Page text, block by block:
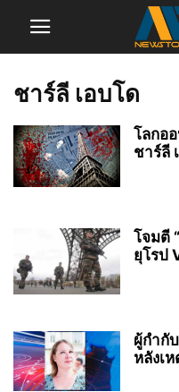
ชาร์ลี เอบโด
โลกอ
ชาร์ลี
โจมตี
ยุโรป
ผู้กำกั
หลังเ